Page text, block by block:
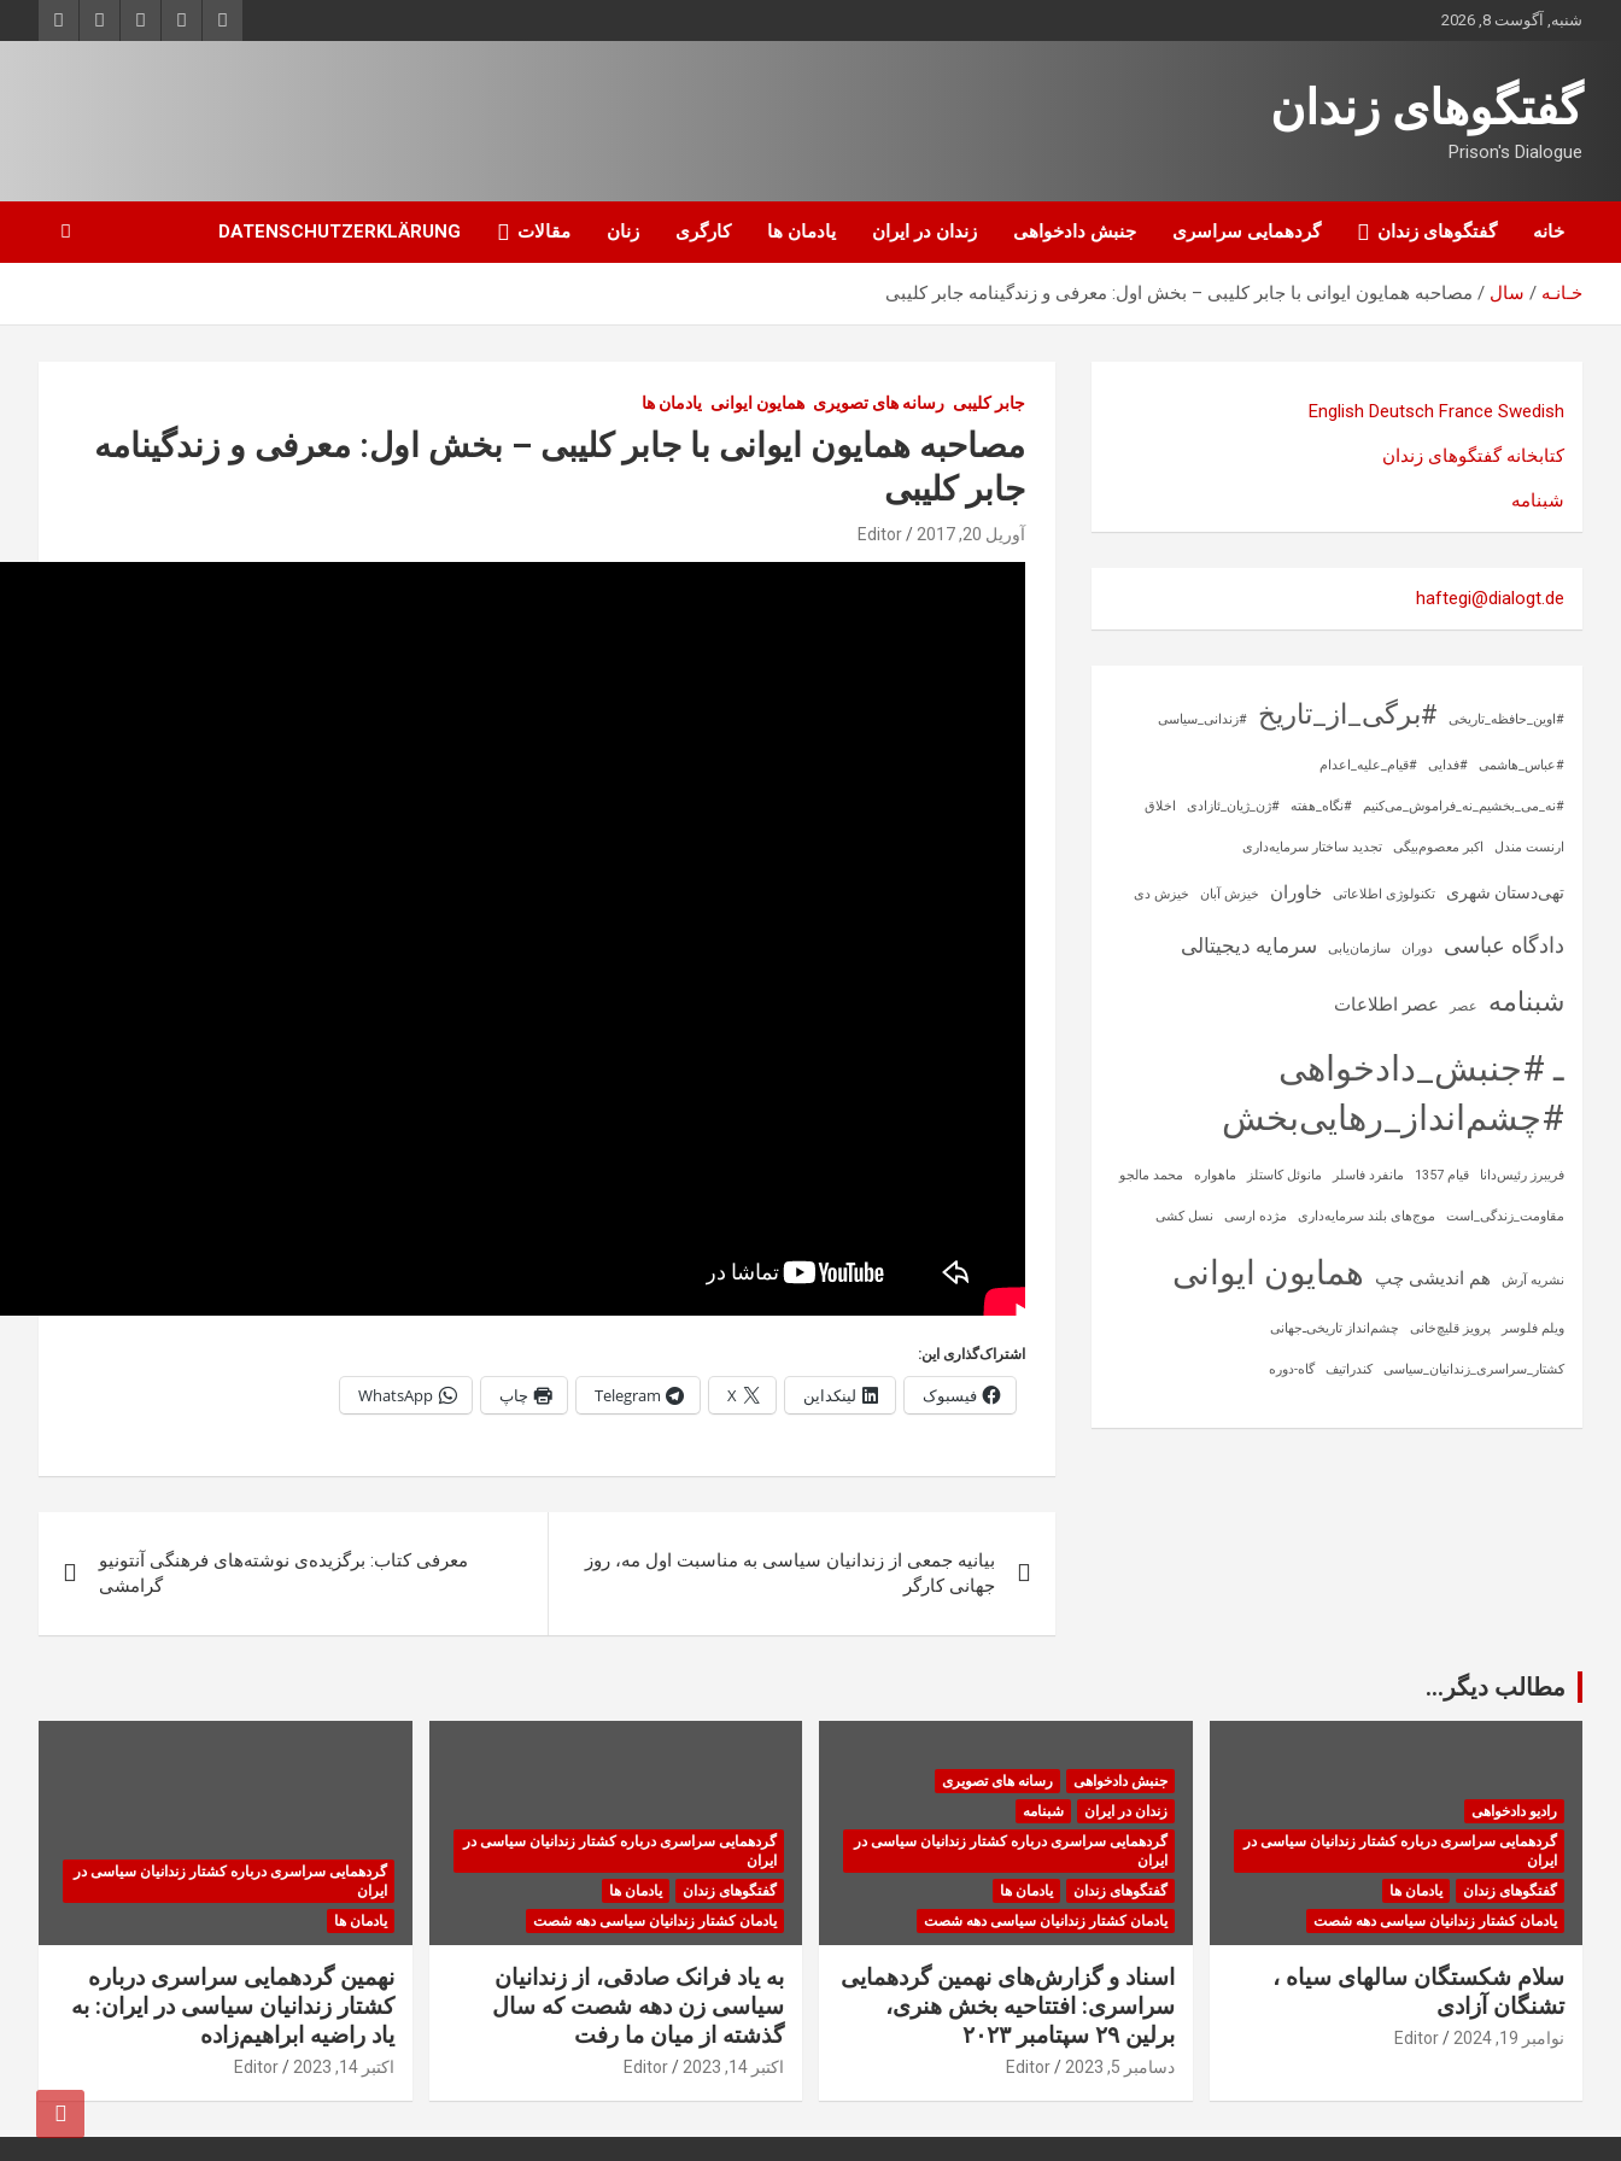
شنبه, آگوست 8, 2026
گفتگوهای زندان
Prison's Dialogue
خانه گفتگوهای زندان گردهمایی سراسری جنبش دادخواهی زندان در ایران یادمان ها کارگری زنان مقالات DATENSCHUTZERKLÄRUNG
خـانـه سال مصاحبه همایون ایوانی با جابر کلیبی – بخش اول: معرفی و زندگینامه جابر کلیبی
جابر کلیبی رسانه های تصویری همایون ایوانی یادمان ها
مصاحبه همایون ایوانی با جابر کلیبی – بخش اول: معرفی و زندگینامه
جابر کلیبی
آوریل 20, 2017 Editor
اشتراک‌گذاری این:
فیسبوک لینکداین X
Telegram چاپ WhatsApp
نوشته
بیانیه جمعی از زندانیان سیاسی به مناسبت اول مه، روز
جهانی کارگر
معرفی کتاب: برگزیده‌ی نوشته‌های فرهنگی آنتونیو
گرامشی
English Deutsch France Swedish
کتابخانه گفتگوهای زندان
شبنامه
haftegi@dialogt.de
#اوین_حافظه_تاریخی #برگی_از_تاریخ #زندانی_سیاسی
#عباس_هاشمی #فدایی #قیام_علیه_اعدام
#نه_می_بخشیم_نه_فراموش_می‌کنیم #نگاه_هفته #ژن_ژیان_ئازادی اخلاق
ارنست مندل اکبر معصوم‌بیگی تجدید ساختار سرمایه‌داری
تهی‌دستان شهری تکنولوژی اطلاعاتی خاوران خیزش آبان خیزش دی
دادگاه عباسی دوران سازمان‌یابی سرمایه‌ دیجیتالی
شبنامه عصر عصر اطلاعات
ـ #جنبش_دادخواهی
#چشم‌انداز_رهایی‌بخش
فریبرز رئیس‌دانا قیام 1357 مانفرد فاسلر مانوئل کاستلز ماهواره‌ محمد مالجو
مقاومت_زندگی_است موج‌های بلند سرمایه‌داری مژده ارسی نسل کشی
نشریه آرش هم اندیشی چپ همایون ایوانی
ویلم فلوسر پرویز قلیچ‌خانی چشم‌انداز تاریخی‌ـ‌جهانی
کشتار_سراسری_زندانیان_سیاسی کندراتیف گاه-دوره
مطالب دیگر...
رادیو دادخواهی
گردهمایی سراسری درباره کشتار زندانیان سیاسی در
ایران
گفتگوهای زندان
یادمان ها
یادمان کشتار زندانیان سیاسی دهه شصت
سلام شکستگان سالهای سیاه ،
تشنگان آزادی
نوامبر 19, 2024 Editor
جنبش دادخواهی
رسانه های تصویری
زندان در ایران
شبنامه
گردهمایی سراسری درباره کشتار زندانیان سیاسی در
ایران
گفتگوهای زندان
یادمان ها
یادمان کشتار زندانیان سیاسی دهه شصت
اسناد و گزارش‌های نهمین گردهمایی
سراسری: افتتاحیه بخش هنری،
برلین ۲۹ سپتامبر ۲۰۲۳
دسامبر 5, 2023 Editor
گردهمایی سراسری درباره کشتار زندانیان سیاسی در
ایران
گفتگوهای زندان
یادمان ها
یادمان کشتار زندانیان سیاسی دهه شصت
به یاد فرانک صادقی، از زندانیان
سیاسی زن دهه شصت که سال
گذشته از میان ما رفت
اکتبر 14, 2023 Editor
گردهمایی سراسری درباره کشتار زندانیان سیاسی در
ایران
یادمان ها
نهمین گردهمایی سراسری درباره
کشتار زندانیان سیاسی در ایران: به
یاد راضیه ابراهیم‌زاده
اکتبر 14, 2023 Editor